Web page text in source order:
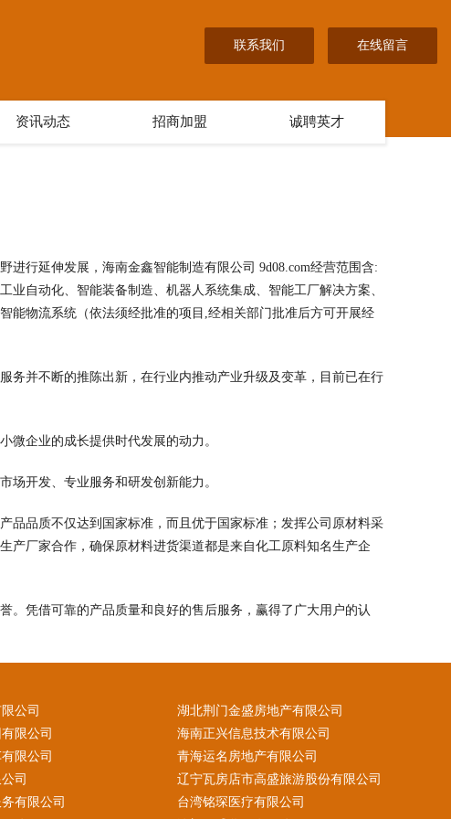
联系我们 在线留言
资讯动态 招商加盟 诚聘英才
行延伸发展，海南金鑫智能制造有限公司 9d08.com经营范围含:
自动化、智能装备制造、机器人系统集成、智能工厂解决方案、
能物流系统（依法须经批准的项目,经相关部门批准后方可开展经
务并不断的推陈出新，在行业内推动产业升级及变革，目前已在行
微企业的成长提供时代发展的动力。
场开发、专业服务和研发创新能力。
品品质不仅达到国家标准，而且优于国家标准；发挥公司原材料采
产厂家合作，确保原材料进货渠道都是来自化工原料知名生产企
。凭借可靠的产品质量和良好的售后服务，赢得了广大用户的认
公司
湖北荆门金盛房地产有限公司
限公司
海南正兴信息技术有限公司
限公司
青海运名房地产有限公司
司
辽宁瓦房店市高盛旅游股份有限公司
有限公司
台湾铭琛医疗有限公司